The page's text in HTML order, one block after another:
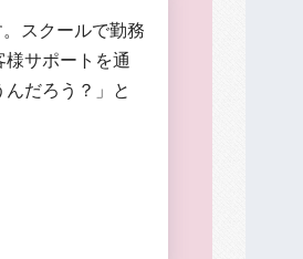
スクールで勤務
サポートを通
だろう？」と